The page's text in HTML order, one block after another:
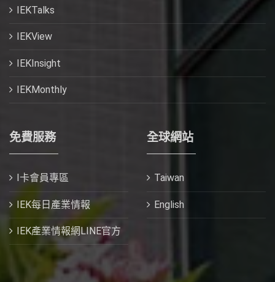
IEKTalks
IEKView
IEKInsight
IEKMonthly
免費服務
I卡會員專區
IEK每日產業情報
IEK產業情報網LINE官方
全球網站
Taiwan
English